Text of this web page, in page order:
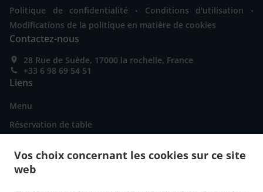
Vos choix concernant les cookies sur ce site
web
Politique de confidentialité . Conditions d'utilisation .
Modifications de la politique en matière de cookies
Contactez-nous
28 Rue de Suède, 17000 la rochelle, France
+33 6 98 69 54 51
Liens
Menu
Réservation de table
Contactez-nous